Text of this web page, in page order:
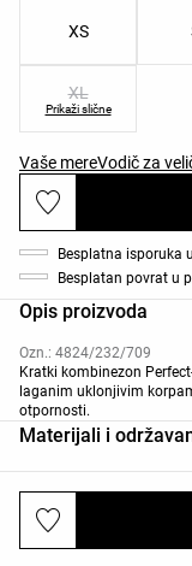
XS
XL
Prikaži slične
Vaše mereVodič za
Besplatna isporuka
Besplatan povrat u
Opis proizvoda
Ozn.: 4824/232/709
Kratki kombinezon
laganim uklonjivim
otpornosti.
Materijali i
Dostava i povraćaj